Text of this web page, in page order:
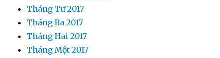
Tháng Tư 2017
Tháng Ba 2017
Tháng Hai 2017
Tháng Một 2017